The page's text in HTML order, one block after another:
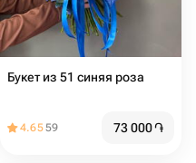
Букет из 51 синяя роза
4.6559 73 000֏